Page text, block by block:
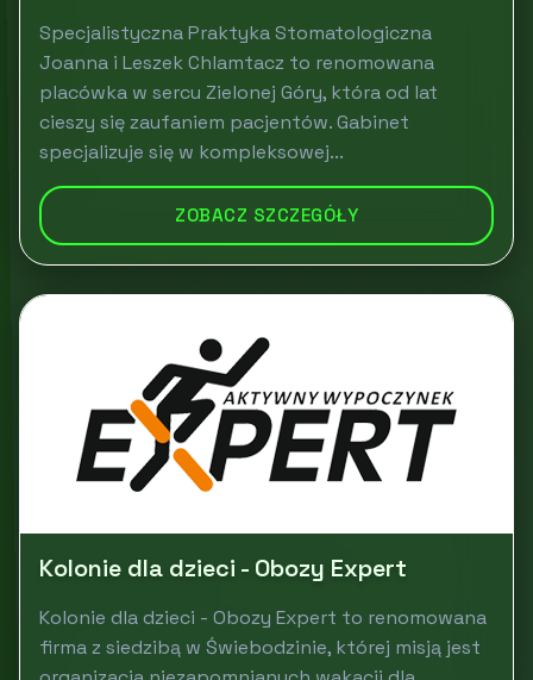
Specjalistyczna Praktyka Stomatologiczna
Joanna i Leszek Chlamtacz to renomowana
placówka w sercu Zielonej Góry, która od lat
cieszy się zaufaniem pacjentów. Gabinet
specjalizuje się w kompleksowej...
ZOBACZ SZCZEGÓŁY
Kolonie dla dzieci - Obozy Expert
Kolonie dla dzieci - Obozy Expert to renomowana
firma z siedzibą w Świebodzinie, której misją jest